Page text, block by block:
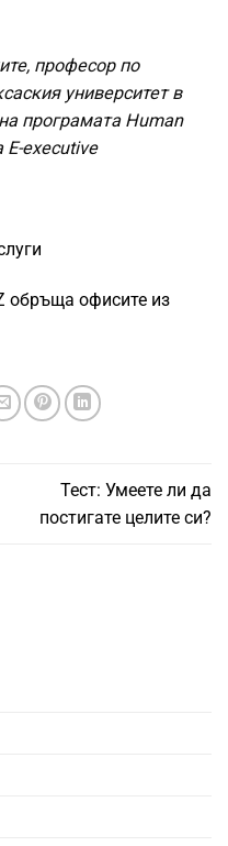
професор по
университет в
програмата Human
E-executive
обръща офисите из
Тест: Умеете ли да
постигате целите си?